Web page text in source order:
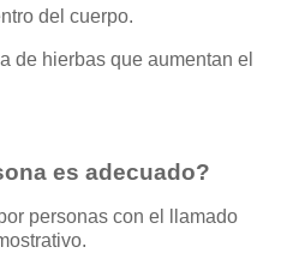
del cuerpo.
de hierbas que aumentan el
es adecuado?
personas con el llamado